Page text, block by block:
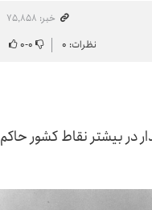
خبر: ۷۵٬۸۵۸
نظرات: ۰ ۰-۰
در بیشتر نقاط کشور حاکم